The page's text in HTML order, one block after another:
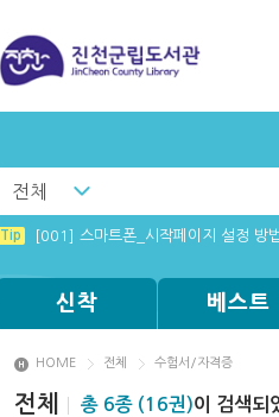
전체
Tip [001] 스마트폰_시작페이지 설정 방
신착 베스트
HOME 전체 수험서/자격증
전체 총 6종 (16권)이 검색되